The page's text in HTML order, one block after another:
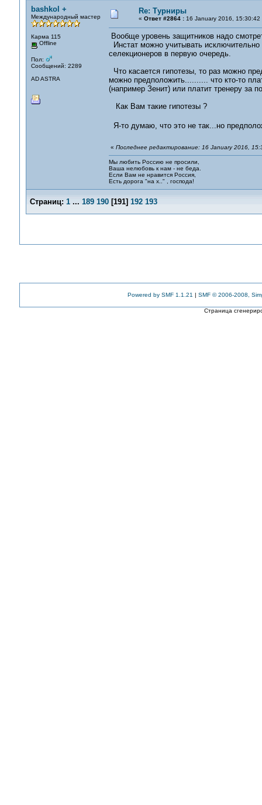
bashkol +
Международный мастер
Карма 115
Offline
Пол:
Сообщений: 2289
AD ASTRA
Re: Турниры
« Ответ #2864 :16 January 2016, 15:30:42
Вообще уровень защитников надо
Инстат можно учитывать
селекционеров в первую очередь.
Что касается гипотезы, то раз можно
можно предположить.......... что кто-то
(например Зенит) или платит тренеру за
Как Вам такие гипотезы ?
Я-то думаю, что это не так...но
« Последнее редактирование: 16 January 2016,
Мы любить Россию не просили,
Ваша нелюбовь к нам - не беда.
Если Вам не нравится Россия,
Есть дорога "на х.." , господа!
Страниц: 1 ... 189 190[191] 192 193
Powered by SMF 1.1.21 | SMF © 2006-2008,
Страница